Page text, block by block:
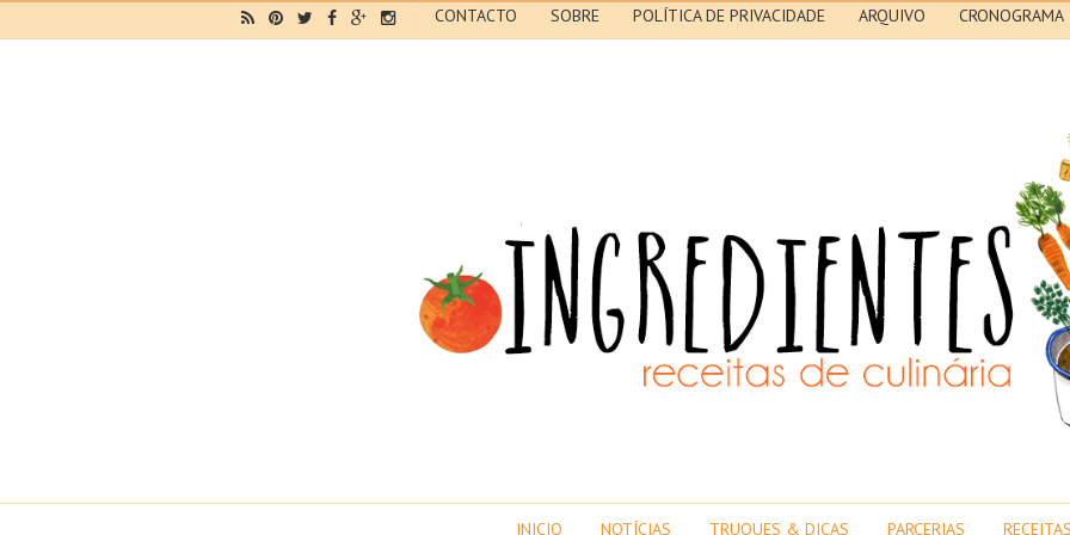
CONTACTO SOBRE POLÍTICA DE PRIVACIDADE ARQUIVO CRONOGRAMA
INICIO NOTÍCIAS TRUQUES & DICAS PARCERIAS